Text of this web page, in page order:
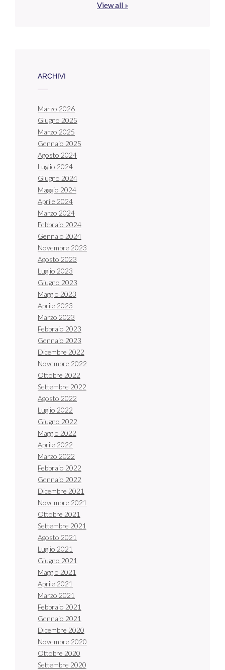
View all »
ARCHIVI
Marzo 2026
Giugno 2025
Marzo 2025
Gennaio 2025
Agosto 2024
Luglio 2024
Giugno 2024
Maggio 2024
Aprile 2024
Marzo 2024
Febbraio 2024
Gennaio 2024
Novembre 2023
Agosto 2023
Luglio 2023
Giugno 2023
Maggio 2023
Aprile 2023
Marzo 2023
Febbraio 2023
Gennaio 2023
Dicembre 2022
Novembre 2022
Ottobre 2022
Settembre 2022
Agosto 2022
Luglio 2022
Giugno 2022
Maggio 2022
Aprile 2022
Marzo 2022
Febbraio 2022
Gennaio 2022
Dicembre 2021
Novembre 2021
Ottobre 2021
Settembre 2021
Agosto 2021
Luglio 2021
Giugno 2021
Maggio 2021
Aprile 2021
Marzo 2021
Febbraio 2021
Gennaio 2021
Dicembre 2020
Novembre 2020
Ottobre 2020
Settembre 2020